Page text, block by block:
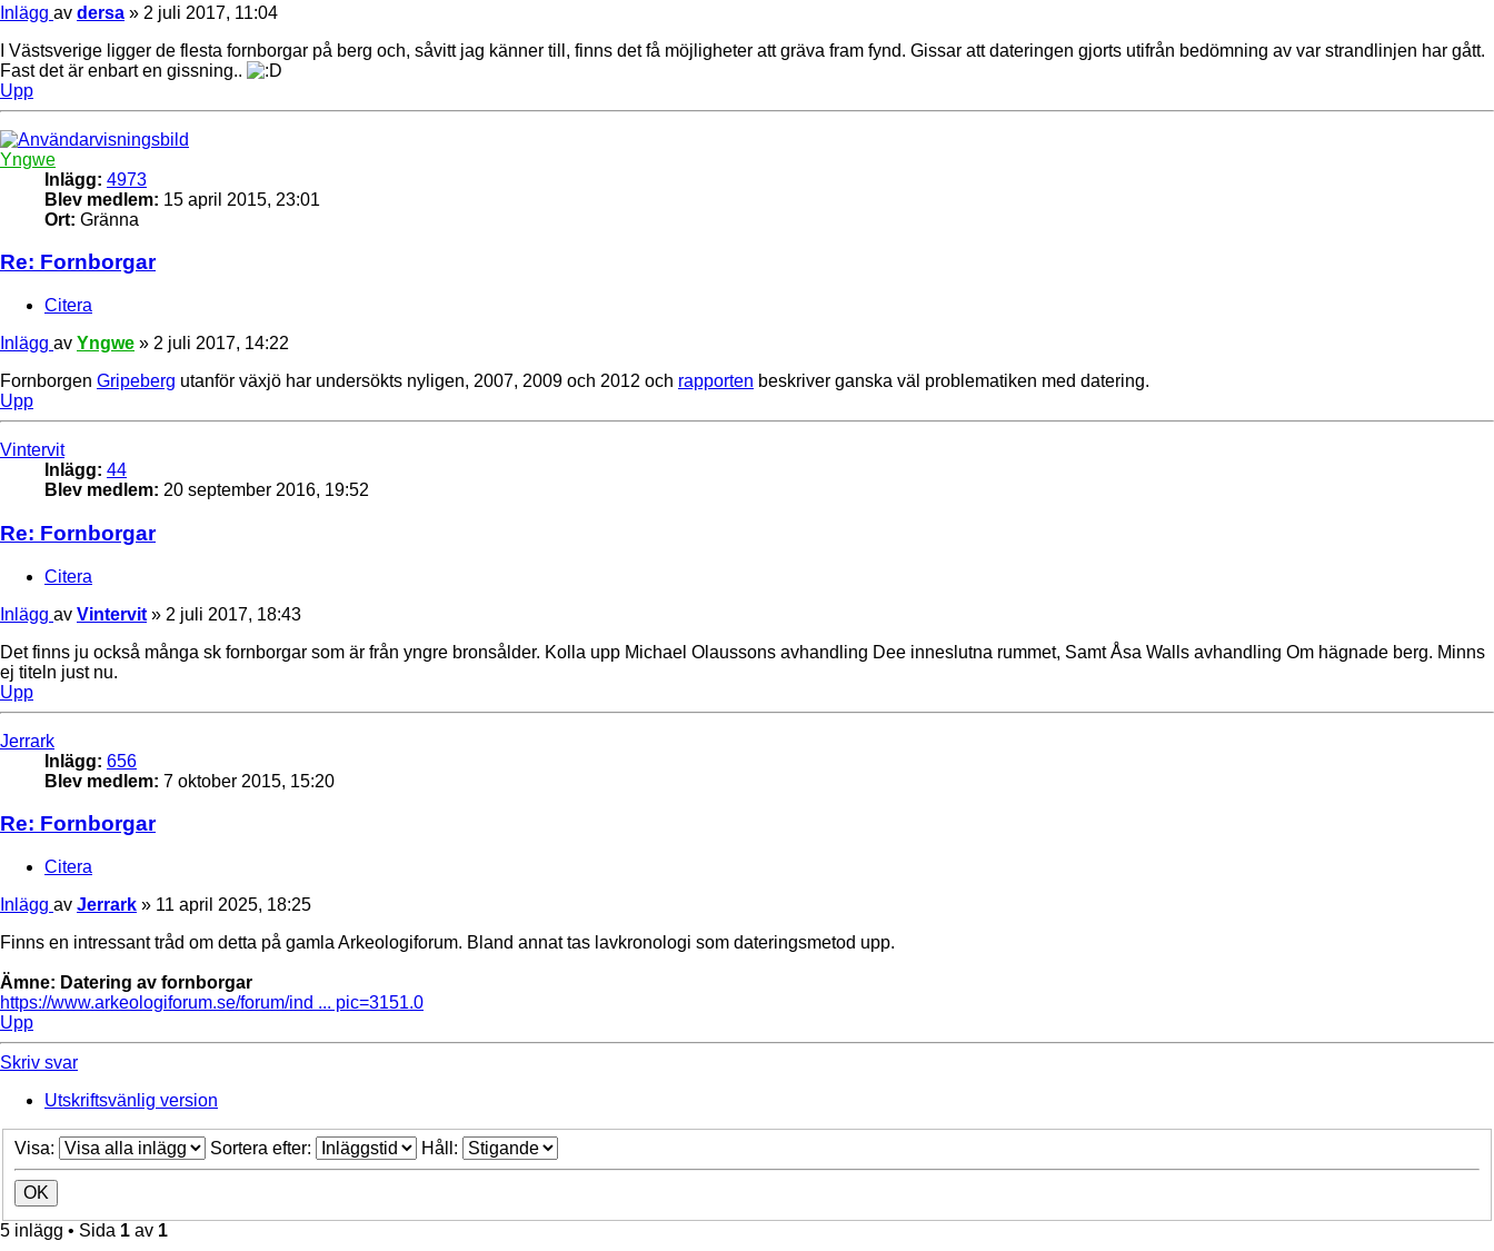
Inlägg av dersa » 2 juli 2017, 11:04
I Västsverige ligger de flesta fornborgar på berg och, såvitt jag känner till, finns det få möjligheter att gräva fram fynd. Gissar att dateringen gjorts utifrån bedömning av var strandlinjen har gått.
Fast det är enbart en gissning..
Upp
Yngwe
Inlägg: 4973
Blev medlem: 15 april 2015, 23:01
Ort: Gränna
Re: Fornborgar
Citera
Inlägg av Yngwe » 2 juli 2017, 14:22
Fornborgen Gripeberg utanför växjö har undersökts nyligen, 2007, 2009 och 2012 och rapporten beskriver ganska väl problematiken med datering.
Upp
Vintervit
Inlägg: 44
Blev medlem: 20 september 2016, 19:52
Re: Fornborgar
Citera
Inlägg av Vintervit » 2 juli 2017, 18:43
Det finns ju också många sk fornborgar som är från yngre bronsålder. Kolla upp Michael Olaussons avhandling Dee inneslutna rummet, Samt Åsa Walls avhandling Om hägnade berg. Minns
ej titeln just nu.
Upp
Jerrark
Inlägg: 656
Blev medlem: 7 oktober 2015, 15:20
Re: Fornborgar
Citera
Inlägg av Jerrark » 11 april 2025, 18:25
Finns en intressant tråd om detta på gamla Arkeologiforum. Bland annat tas lavkronologi som dateringsmetod upp.
Ämne: Datering av fornborgar
https://www.arkeologiforum.se/forum/ind ... pic=3151.0
Upp
Skriv svar
Utskriftsvänlig version
Visa: Sortera efter: Håll:
5 inlägg • Sida 1 av 1